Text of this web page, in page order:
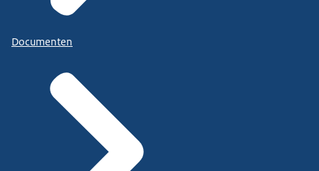
Documenten